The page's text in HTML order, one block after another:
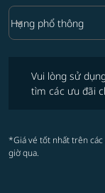
Hạng Bay option
Hạng phổ thông
keyboard_arrow_down
Vui lòng sử
tìm các ưu đãi
*Giá vé tốt nhất trên
giờ qua.